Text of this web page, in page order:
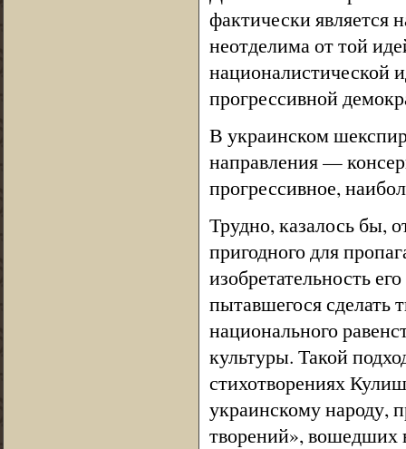
фактически является
неотделима от той
националистической
прогрессивной
В украинском
направления —
прогрессивное,
Трудно, казалось бы,
пригодного для
изобретательность
пытавшегося сделать
национального
культуры. Такой
стихотворениях
украинскому народу,
творений», вошедших